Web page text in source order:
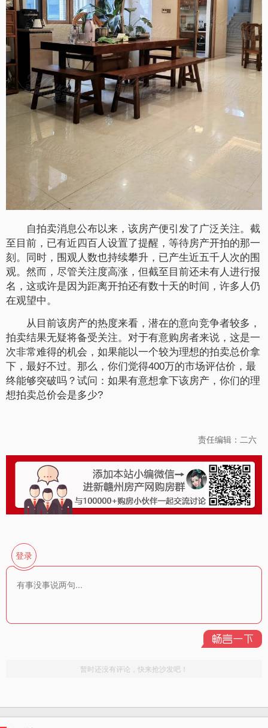
自拍卖消息公布以来，该房产便引发了广泛关注。截
至目前，已有近四百人设置了提醒，等待房产开拍的那一
刻。同时，围观人数也持续攀升，已产生近五千人次的围
观。然而，尽管关注度高涨，但截至目前还未有人进行报
名，这或许是因为距离开拍还有数十天的时间，许多人仍
在观望中。
从目前该房产的热度来看，潜在的意向竞争者较多，
拍卖结果无疑将备受关注。对于有意购房者来说，这是一
次非常难得的机会，如果能以一个较为理想的拍卖总价拿
下，最好不过。那么，你们觉得400万的市场评估价，最
终能够突破吗？试问：如果有意想拿下该房产，你们的理
想拍卖总价会是多少?
责任编辑：二六